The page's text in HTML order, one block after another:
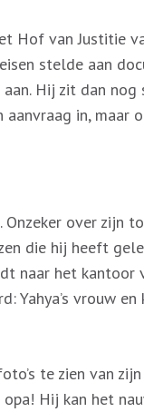
van Justitie
stelde aan
Hij zit dan
in, maar
over zijn
die hij heeft
het kantoor
Yahya’s vrouw
te zien van
Hij kan het